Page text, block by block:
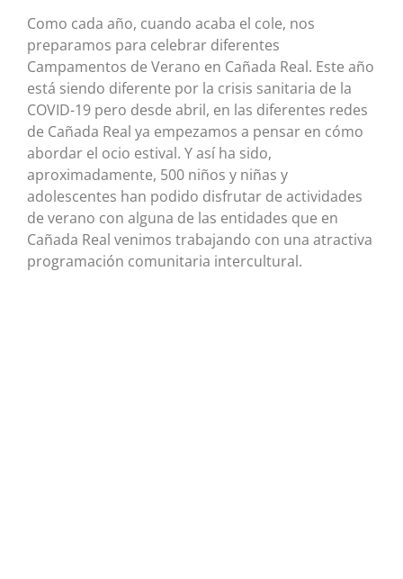
Como cada año, cuando acaba el cole, nos
preparamos para celebrar diferentes
Campamentos de Verano en Cañada Real. Este año
está siendo diferente por la crisis sanitaria de la
COVID-19 pero desde abril, en las diferentes redes
de Cañada Real ya empezamos a pensar en cómo
abordar el ocio estival. Y así ha sido,
aproximadamente, 500 niños y niñas y
adolescentes han podido disfrutar de actividades
de verano con alguna de las entidades que en
Cañada Real venimos trabajando con una atractiva
programación comunitaria intercultural.